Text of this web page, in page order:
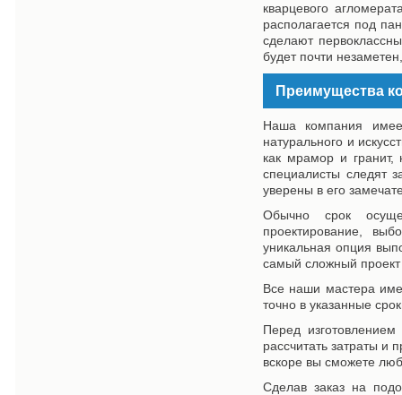
кварцевого
располагается под
сделают
будет почти
Преимущества
Наша компания
натурального и
как мрамор и гранит,
специалисты следят
уверены в его
Обычно срок
проектирование,
уникальная опция
самый сложный проект
Все наши мастера
точно в указанные
Перед
рассчитать затраты и
вскоре вы сможете
Сделав заказ на